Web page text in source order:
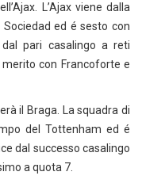
L’Ajax viene dalla
ed é sesto con
pari casalingo a reti
con Francoforte e
il Braga. La squadra di
del Tottenham ed é
dal successo casalingo
a quota 7.